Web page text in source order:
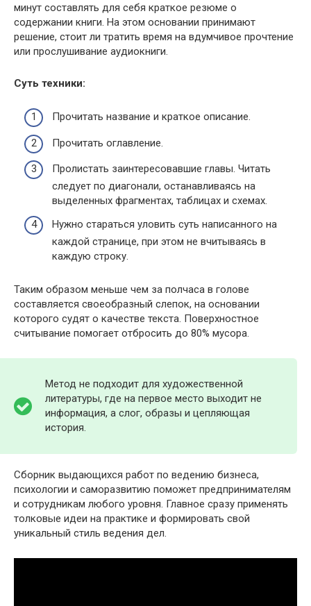
минут составлять для себя краткое резюме о
содержании книги. На этом основании принимают
решение, стоит ли тратить время на вдумчивое прочтение
или прослушивание аудиокниги.
Суть техники:
Прочитать название и краткое описание.
Прочитать оглавление.
Пролистать заинтересовавшие главы. Читать
следует по диагонали, останавливаясь на
выделенных фрагментах, таблицах и схемах.
Нужно стараться уловить суть написанного на
каждой странице, при этом не вчитываясь в
каждую строку.
Таким образом меньше чем за полчаса в голове
составляется своеобразный слепок, на основании
которого судят о качестве текста. Поверхностное
считывание помогает отбросить до 80% мусора.
Метод не подходит для художественной
литературы, где на первое место выходит не
информация, а слог, образы и цепляющая
история.
Сборник выдающихся работ по ведению бизнеса,
психологии и саморазвитию поможет предпринимателям
и сотрудникам любого уровня. Главное сразу применять
толковые идеи на практике и формировать свой
уникальный стиль ведения дел.